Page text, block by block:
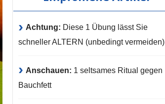
Achtung: Diese 1 Übung lässt Sie
schneller ALTERN (unbedingt vermeiden)
Anschauen: 1 seltsames Ritual gegen
Bauchfett